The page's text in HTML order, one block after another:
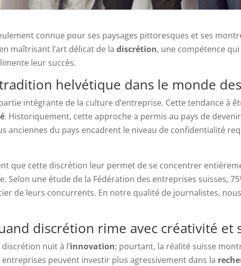
connue pour ses paysages pittoresques et ses
maîtrisant l’art délicat de ladiscrétion, une compétence
leur succès.
helvétique dans le monde
intégrante de la culture d’entreprise. Cette tendance à
. Historiquement, cette approche a permis au pays de
anciennes du pays encadrent le niveau de confidentialité
que cette discrétion leur permet de se concentrer
Selon une étude de la Fédération des entreprises suisses,
de leurs concurrents. En notre qualité de journalistes,
discrétion rime avec créativité et
nuit à l’innovation; pourtant, la réalité suisse
peuvent investir plus agressivement dans la